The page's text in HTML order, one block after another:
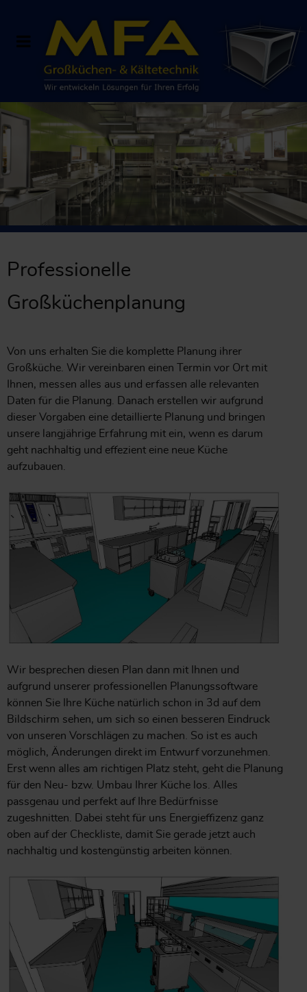
Professionelle
Großküchenplanung
Von uns erhalten Sie die komplette Planung ihrer
Großküche. Wir vereinbaren einen Termin vor Ort mit
Ihnen, messen alles aus und erfassen alle relevanten
Daten für die Planung. Danach erstellen wir aufgrund
dieser Vorgaben eine detaillierte Planung und bringen
unsere langjährige Erfahrung mit ein, wenn es darum
geht nachhaltig und effezient eine neue Küche
aufzubauen.
Wir besprechen diesen Plan dann mit Ihnen und
aufgrund unserer professionellen Planungssoftware
können Sie Ihre Küche natürlich schon in 3d auf dem
Bildschirm sehen, um sich so einen besseren Eindruck
von unseren Vorschlägen zu machen. So ist es auch
möglich, Änderungen direkt im Entwurf vorzunehmen.
Erst wenn alles am richtigen Platz steht, geht die Planung
für den Neu- bzw. Umbau Ihrer Küche los. Alles
passgenau und perfekt auf Ihre Bedürfnisse
zugeshnitten. Dabei steht für uns Energieffizenz ganz
oben auf der Checkliste, damit Sie gerade jetzt auch
nachhaltig und kostengünstig arbeiten können.